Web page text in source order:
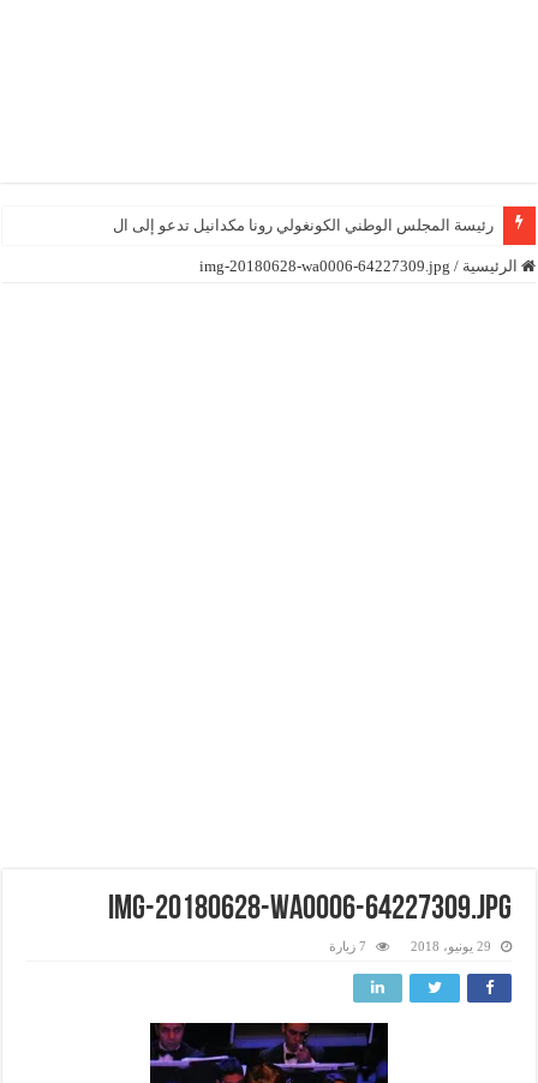
رئيسة المجلس الوطني الكونغولي رونا مكدانيل تدعو إلى التحلي بالصبر
الرئيسية /
img-20180628-wa0006-64227309.jpg
img-20180628-wa0006-64227309.jpg
29 يونيو، 2018 7 زيارة